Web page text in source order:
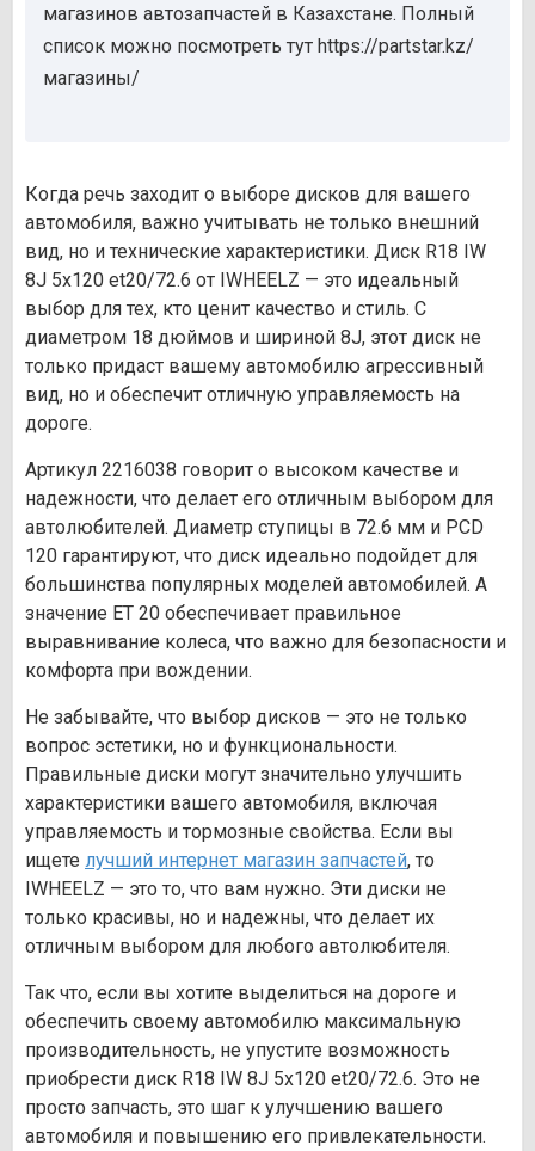
магазинов автозапчастей в Казахстане. Полный
список можно посмотреть тут https://partstar.kz/
магазины/
Когда речь заходит о выборе дисков для вашего
автомобиля, важно учитывать не только внешний
вид, но и технические характеристики. Диск R18 IW
8J 5х120 et20/72.6 от IWHEELZ — это идеальный
выбор для тех, кто ценит качество и стиль. С
диаметром 18 дюймов и шириной 8J, этот диск не
только придаст вашему автомобилю агрессивный
вид, но и обеспечит отличную управляемость на
дороге.
Артикул 2216038 говорит о высоком качестве и
надежности, что делает его отличным выбором для
автолюбителей. Диаметр ступицы в 72.6 мм и PCD
120 гарантируют, что диск идеально подойдет для
большинства популярных моделей автомобилей. А
значение ET 20 обеспечивает правильное
выравнивание колеса, что важно для безопасности и
комфорта при вождении.
Не забывайте, что выбор дисков — это не только
вопрос эстетики, но и функциональности.
Правильные диски могут значительно улучшить
характеристики вашего автомобиля, включая
управляемость и тормозные свойства. Если вы
ищете лучший интернет магазин запчастей, то
IWHEELZ — это то, что вам нужно. Эти диски не
только красивы, но и надежны, что делает их
отличным выбором для любого автолюбителя.
Так что, если вы хотите выделиться на дороге и
обеспечить своему автомобилю максимальную
производительность, не упустите возможность
приобрести диск R18 IW 8J 5х120 et20/72.6. Это не
просто запчасть, это шаг к улучшению вашего
автомобиля и повышению его привлекательности.